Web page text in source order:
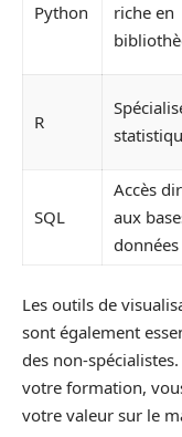
Python
riche en
R
SQL
Accès
aux
données
Les outils de
sont également
des non-
votre formation,
votre valeur sur le